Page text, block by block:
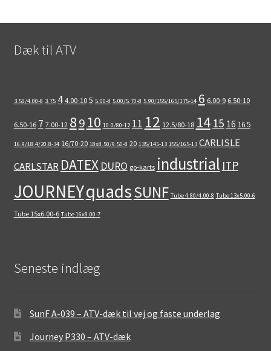
Dæk til ATV
3.50/4.00-8 3.75 4 4.00-10 5 5.00-8 5.00/5.70-8 5.90/155/165/175-14 6 6.00-9 6.50-10
6.50-16 7 7.00-12 89 10 10.0/80-12 11 12 12.5/80-18 14 15 16 16.5
16.9/18.4/20.8-34 16/70-20 18x8.50/9.50-8 20 135/145-13 155/165-13 CARLISLE
CARLSTAR DATEX DURO go-karts industrial ITP
JOURNEYquadsSUNF Tube 4.80/4.00-8 Tube 13x5.00-6
Tube 15x6.00-6 Tube 16x8.00-7
Seneste indlæg
SunF A-039 – ATV-dæk til vej og faste underlag
Journey P330 – ATV-dæk